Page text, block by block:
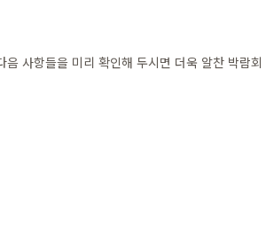
사항들을 미리 확인해 두시면 더욱 알찬 박람